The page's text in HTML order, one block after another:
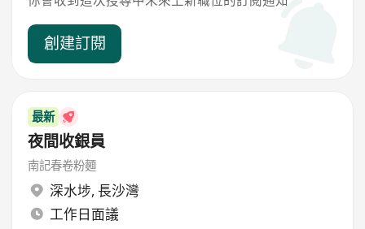
創建訂閱
最新
夜間收銀員
南記春卷粉麵
深水埗, 長沙灣
工作日面議